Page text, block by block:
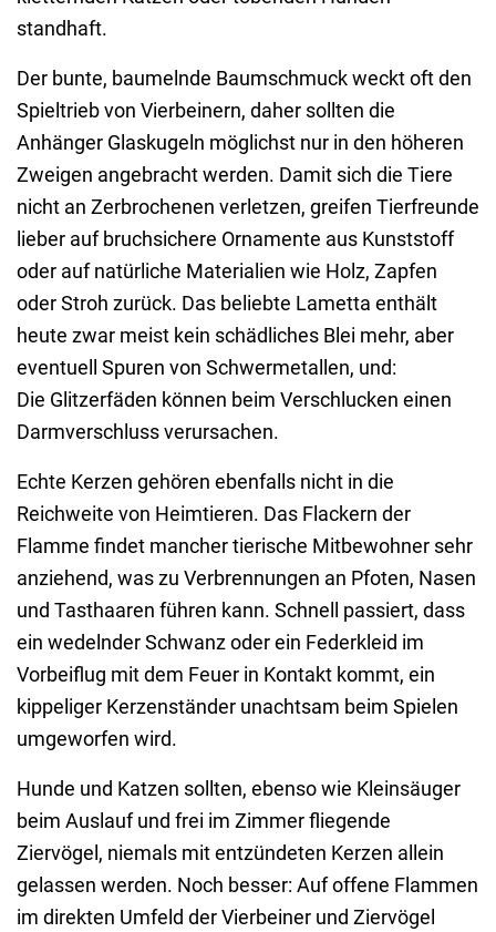
standhaft.
Der bunte, baumelnde Baumschmuck weckt oft den
Spieltrieb von Vierbeinern, daher sollten die
Anhänger Glaskugeln möglichst nur in den höheren
Zweigen angebracht werden. Damit sich die Tiere
nicht an Zerbrochenen verletzen, greifen Tierfreunde
lieber auf bruchsichere Ornamente aus Kunststoff
oder auf natürliche Materialien wie Holz, Zapfen
oder Stroh zurück. Das beliebte Lametta enthält
heute zwar meist kein schädliches Blei mehr, aber
eventuell Spuren von Schwermetallen, und:
Die Glitzerfäden können beim Verschlucken einen
Darmverschluss verursachen.
Echte Kerzen gehören ebenfalls nicht in die
Reichweite von Heimtieren. Das Flackern der
Flamme findet mancher tierische Mitbewohner sehr
anziehend, was zu Verbrennungen an Pfoten, Nasen
und Tasthaaren führen kann. Schnell passiert, dass
ein wedelnder Schwanz oder ein Federkleid im
Vorbeiflug mit dem Feuer in Kontakt kommt, ein
kippeliger Kerzenständer unachtsam beim Spielen
umgeworfen wird.
Hunde und Katzen sollten, ebenso wie Kleinsäuger
beim Auslauf und frei im Zimmer fliegende
Ziervögel, niemals mit entzündeten Kerzen allein
gelassen werden. Noch besser: Auf offene Flammen
im direkten Umfeld der Vierbeiner und Ziervögel